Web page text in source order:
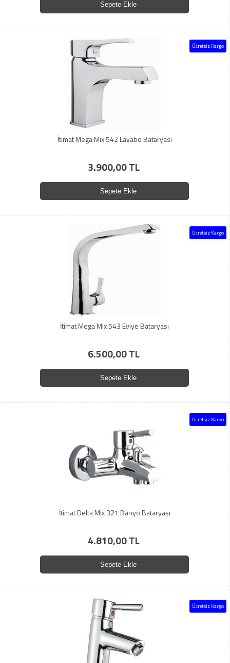
Sepete Ekle
Ücretsiz Kargo
İtimat Mega Mix 542 Lavabo Bataryası
3.900,00 TL
Sepete Ekle
Ücretsiz Kargo
İtimat Mega Mix 543 Eviye Bataryası
6.500,00 TL
Sepete Ekle
Ücretsiz Kargo
İtimat Delta Mix 321 Banyo Bataryası
4.810,00 TL
Sepete Ekle
Ücretsiz Kargo